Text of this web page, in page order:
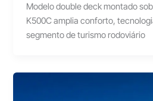
Modelo double deck montado
K500C amplia conforto,
segmento de turismo rodoviário